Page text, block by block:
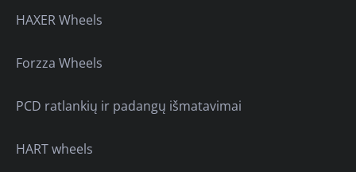
HAXER Wheels
Forzza Wheels
PCD ratlankių ir padangų išmatavimai
HART wheels